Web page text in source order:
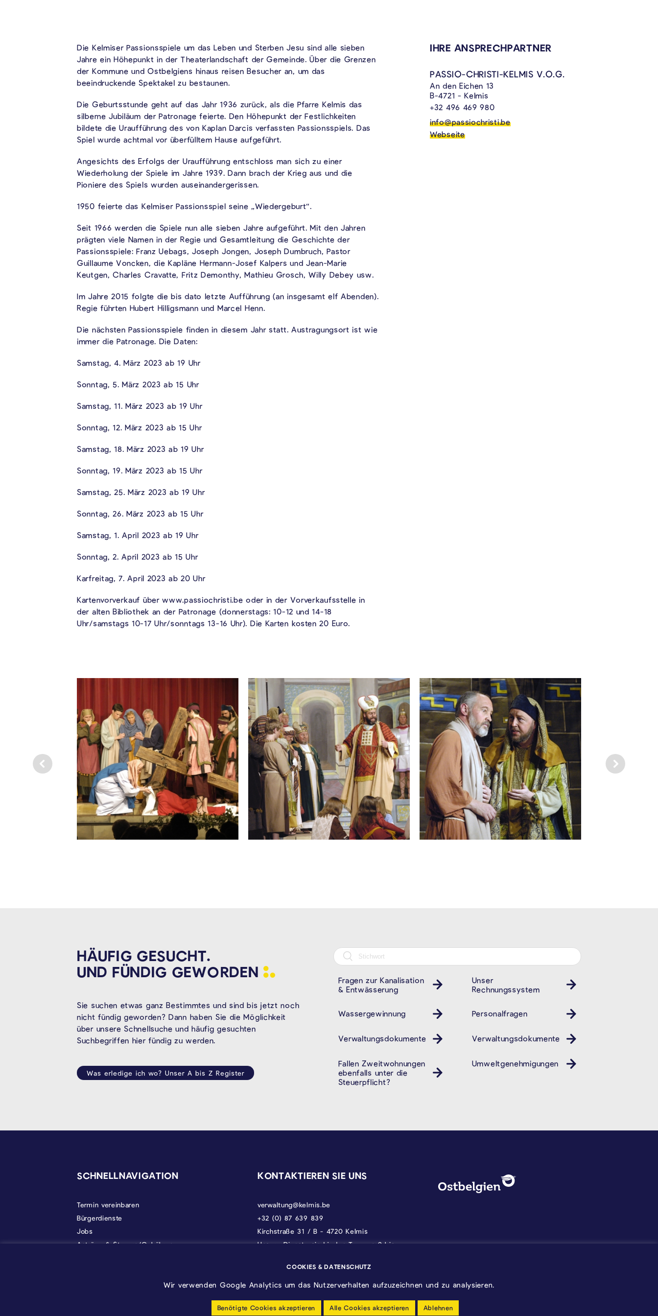
Die Kelmiser Passionsspiele um das Leben und Sterben Jesu sind alle sieben
Jahre ein Höhepunkt in der Theaterlandschaft der Gemeinde. Über die Grenzen
der Kommune und Ostbelgiens hinaus reisen Besucher an, um das
beeindruckende Spektakel zu bestaunen.
Die Geburtsstunde geht auf das Jahr 1936 zurück, als die Pfarre Kelmis das
silberne Jubiläum der Patronage feierte. Den Höhepunkt der Festlichkeiten
bildete die Uraufführung des von Kaplan Darcis verfassten Passionsspiels. Das
Spiel wurde achtmal vor überfülltem Hause aufgeführt.
Angesichts des Erfolgs der Uraufführung entschloss man sich zu einer
Wiederholung der Spiele im Jahre 1939. Dann brach der Krieg aus und die
Pioniere des Spiels wurden auseinandergerissen.
1950 feierte das Kelmiser Passionsspiel seine „Wiedergeburt“.
Seit 1966 werden die Spiele nun alle sieben Jahre aufgeführt. Mit den Jahren
prägten viele Namen in der Regie und Gesamtleitung die Geschichte der
Passionsspiele: Franz Uebags, Joseph Jongen, Joseph Dumbruch, Pastor
Guillaume Voncken, die Kapläne Hermann-Josef Kalpers und Jean-Marie
Keutgen, Charles Cravatte, Fritz Demonthy, Mathieu Grosch, Willy Debey usw.
Im Jahre 2015 folgte die bis dato letzte Aufführung (an insgesamt elf Abenden).
Regie führten Hubert Hilligsmann und Marcel Henn.
Die nächsten Passionsspiele finden in diesem Jahr statt. Austragungsort ist wie
immer die Patronage. Die Daten:
Samstag, 4. März 2023 ab 19 Uhr
Sonntag, 5. März 2023 ab 15 Uhr
Samstag, 11. März 2023 ab 19 Uhr
Sonntag, 12. März 2023 ab 15 Uhr
Samstag, 18. März 2023 ab 19 Uhr
Sonntag, 19. März 2023 ab 15 Uhr
Samstag, 25. März 2023 ab 19 Uhr
Sonntag, 26. März 2023 ab 15 Uhr
Samstag, 1. April 2023 ab 19 Uhr
Sonntag, 2. April 2023 ab 15 Uhr
Karfreitag, 7. April 2023 ab 20 Uhr
Kartenvorverkauf über www.passiochristi.be oder in der Vorverkaufsstelle in
der alten Bibliothek an der Patronage (donnerstags: 10-12 und 14-18
Uhr/samstags 10-17 Uhr/sonntags 13-16 Uhr). Die Karten kosten 20 Euro.
VERKNÜPFTE INHALTE
IHRE ANSPRECHPARTNER
PASSIO-CHRISTI-KELMIS V.O.G.
An den Eichen 13
B-4721 - Kelmis
+32 496 469 980
info@passiochristi.be
Webseite
HÄUFIG GESUCHT.
UND FÜNDIG GEWORDEN
Sie suchen etwas ganz Bestimmtes und sind bis jetzt noch
nicht fündig geworden? Dann haben Sie die Möglichkeit
über unsere Schnellsuche und häufig gesuchten
Suchbegriffen hier fündig zu werden.
Was erledige ich wo? Unser A bis Z Register
Fragen zur Kanalisation
& Entwässerung
Unser
Rechnungssystem
Wassergewinnung Personalfragen
Verwaltungsdokumente Verwaltungsdokumente
Fallen Zweitwohnungen
ebenfalls unter die
Steuerpflicht?
Umweltgenehmigungen
SCHNELLNAVIGATION
Termin vereinbaren
Bürgerdienste
Jobs
Anträge & Steuern/Gebühren
KONTAKTIEREN SIE UNS
verwaltung@kelmis.be
+32 (0) 87 639 839
Kirchstraße 31 / B - 4720 Kelmis
Unsere Dienste sind jeden Tag von 9 bis
DATENSCHUTZ, IMPRESSUM
Wappen - Kelmis| La Calamine
©2026 Gemeinde Kelmis
COOKIES & DATENSCHUTZ
Wir verwenden Google Analytics um das Nutzerverhalten aufzuzeichnen und zu analysieren.
Benötigte Cookies akzeptieren Alle Cookies akzeptieren Ablehnen